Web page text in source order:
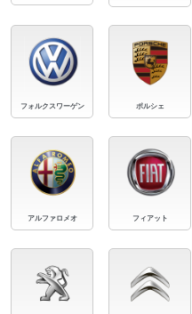
フォルクスワーゲン ポルシェ
アルファロメオ フィアット